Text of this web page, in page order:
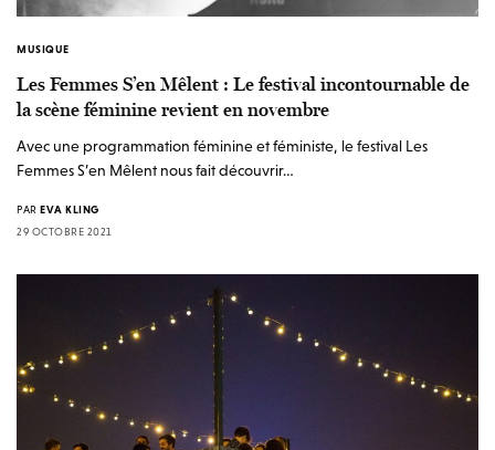
MUSIQUE
Les Femmes S’en Mêlent : Le festival incontournable de
la scène féminine revient en novembre
Avec une programmation féminine et féministe, le festival Les
Femmes S’en Mêlent nous fait découvrir…
PAR EVA KLING
29 OCTOBRE 2021